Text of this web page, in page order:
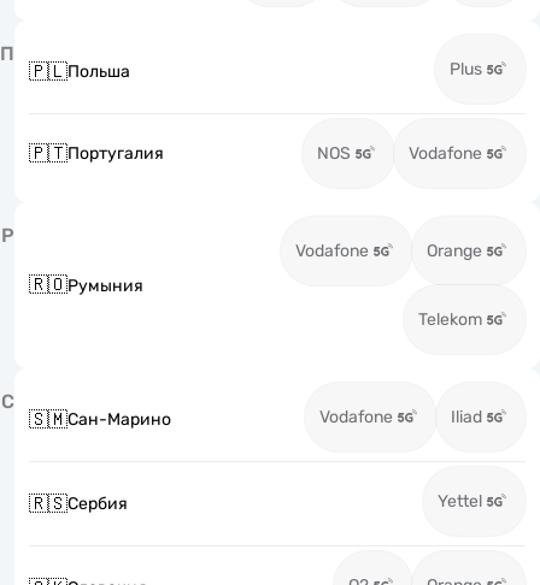
П
🇵🇱Польша Plus
🇵🇹Португалия NOS Vodafone
Р
🇷🇴Румыния
Vodafone Orange
Telekom
С
🇸🇲Сан-Марино Vodafone Iliad
🇷🇸Сербия Yettel